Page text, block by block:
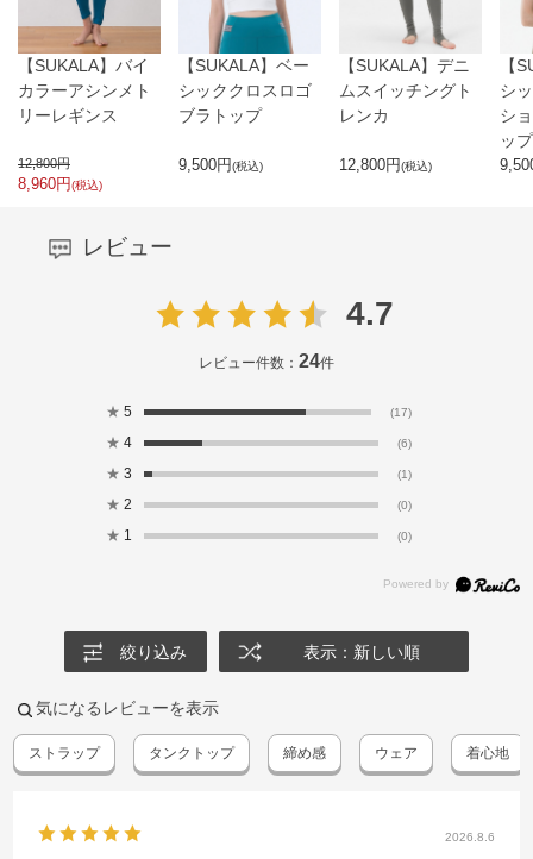
【SUKALA】バイ
カラーアシンメト
リーレギンス
12,800円
8,960円(税込)
【SUKALA】ベー
シッククロスロゴ
ブラトップ
9,500円(税込)
【SUKALA】デニ
ムスイッチングト
レンカ
12,800円(税込)
【
シ
シ
ップ
レビュー
4.7
レビュー件数： 24件
★ 5 (17)
★ 4 (6)
★ 3 (1)
★ 2 (0)
★ 1 (0)
絞り込み 表示：新しい順
気になるレビューを表示
ストラップ タンクトップ 締め感 ウェア 着心地
2026.8.6